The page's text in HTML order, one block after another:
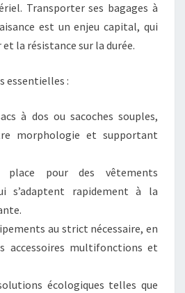
Transporter ses bagages à
est un enjeu capital, qui
la résistance sur la durée.
essentielles :
à dos ou sacoches souples,
morphologie et supportant
place pour des vêtements
s’adaptent rapidement à la
au strict nécessaire, en
accessoires multifonctions et
écologiques telles que